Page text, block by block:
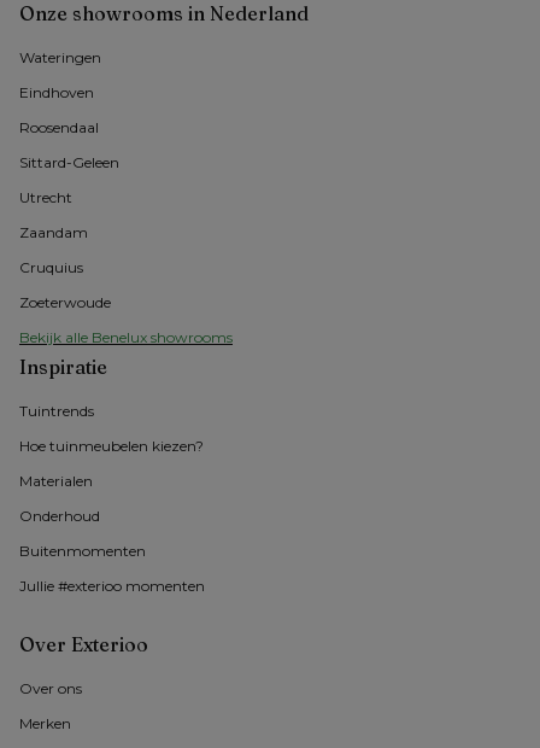
Onze showrooms in Nederland
Wateringen
Eindhoven
Roosendaal
Sittard-Geleen
Utrecht
Zaandam
Cruquius
Zoeterwoude
Bekijk alle Benelux showrooms
Inspiratie
Tuintrends
Hoe tuinmeubelen kiezen?
Materialen
Onderhoud
Buitenmomenten
Jullie #exterioo momenten
Over Exterioo
Over ons
Merken